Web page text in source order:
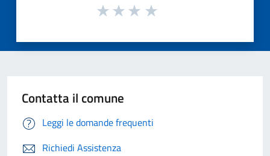
Contatta il comune
Leggi le domande frequenti
Richiedi Assistenza